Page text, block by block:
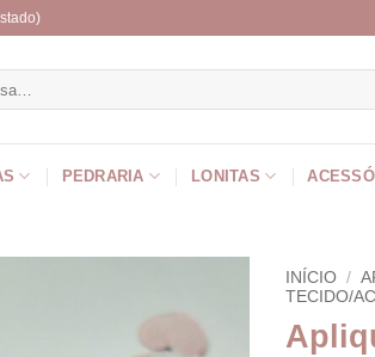
PEDRARIA LONITAS
INÍCIO /
TECIDO/